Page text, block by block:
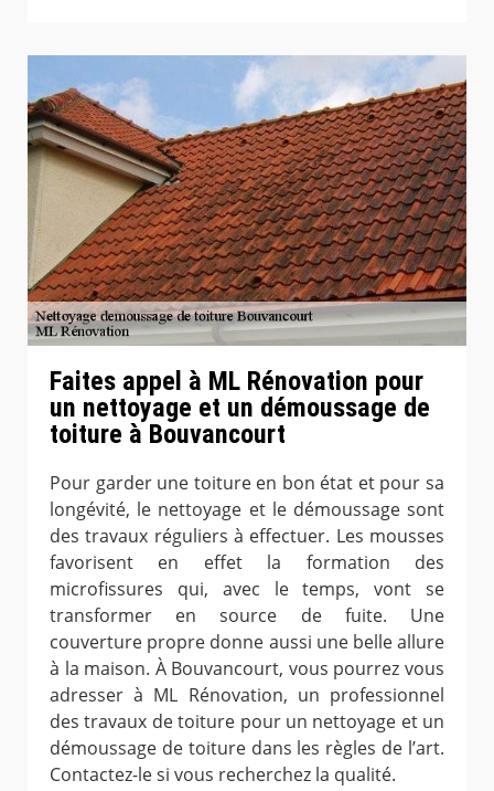
Faites appel à ML Rénovation pour
un nettoyage et un démoussage de
toiture à Bouvancourt
Pour garder une toiture en bon état et pour sa
longévité, le nettoyage et le démoussage sont
des travaux réguliers à effectuer. Les mousses
favorisent en effet la formation des
microfissures qui, avec le temps, vont se
transformer en source de fuite. Une
couverture propre donne aussi une belle allure
à la maison. À Bouvancourt, vous pourrez vous
adresser à ML Rénovation, un professionnel
des travaux de toiture pour un nettoyage et un
démoussage de toiture dans les règles de l’art.
Contactez-le si vous recherchez la qualité.